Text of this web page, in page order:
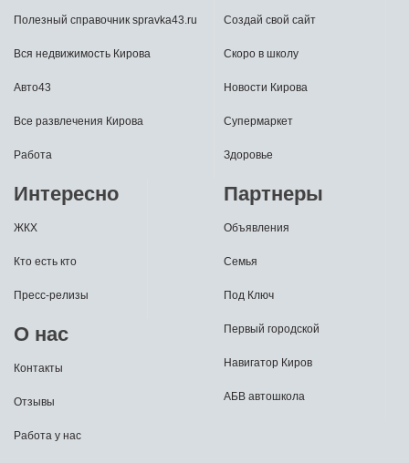
Полезный справочник spravka43.ru
Вся недвижимость Кирова
Авто43
Все развлечения Кирова
Работа
Создай свой сайт
Скоро в школу
Новости Кирова
Супермаркет
Здоровье
Интересно
ЖКХ
Кто есть кто
Пресс-релизы
О нас
Контакты
Отзывы
Работа у нас
Партнеры
Объявления
Семья
Под Ключ
Первый городской
Навигатор Киров
АБВ автошкола